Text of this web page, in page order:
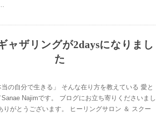
ャザリングが2daysになりまし
た
当の自分で生きる」 そんな在り方を教えている 愛と
Najimです。 ブログにお立ち寄りくださいまし
りがとうございます。 ヒーリングサロン ＆ スクー